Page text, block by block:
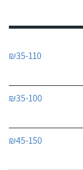
₪35-110
₪35-100
₪45-150